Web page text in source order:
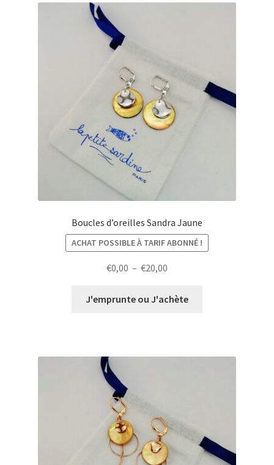
Boucles d’oreilles Sandra Jaune
ACHAT POSSIBLE À TARIF ABONNÉ !
€0,00 – €20,00
prix :
J'emprunte ou J'achète